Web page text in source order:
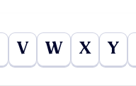
V W X Y